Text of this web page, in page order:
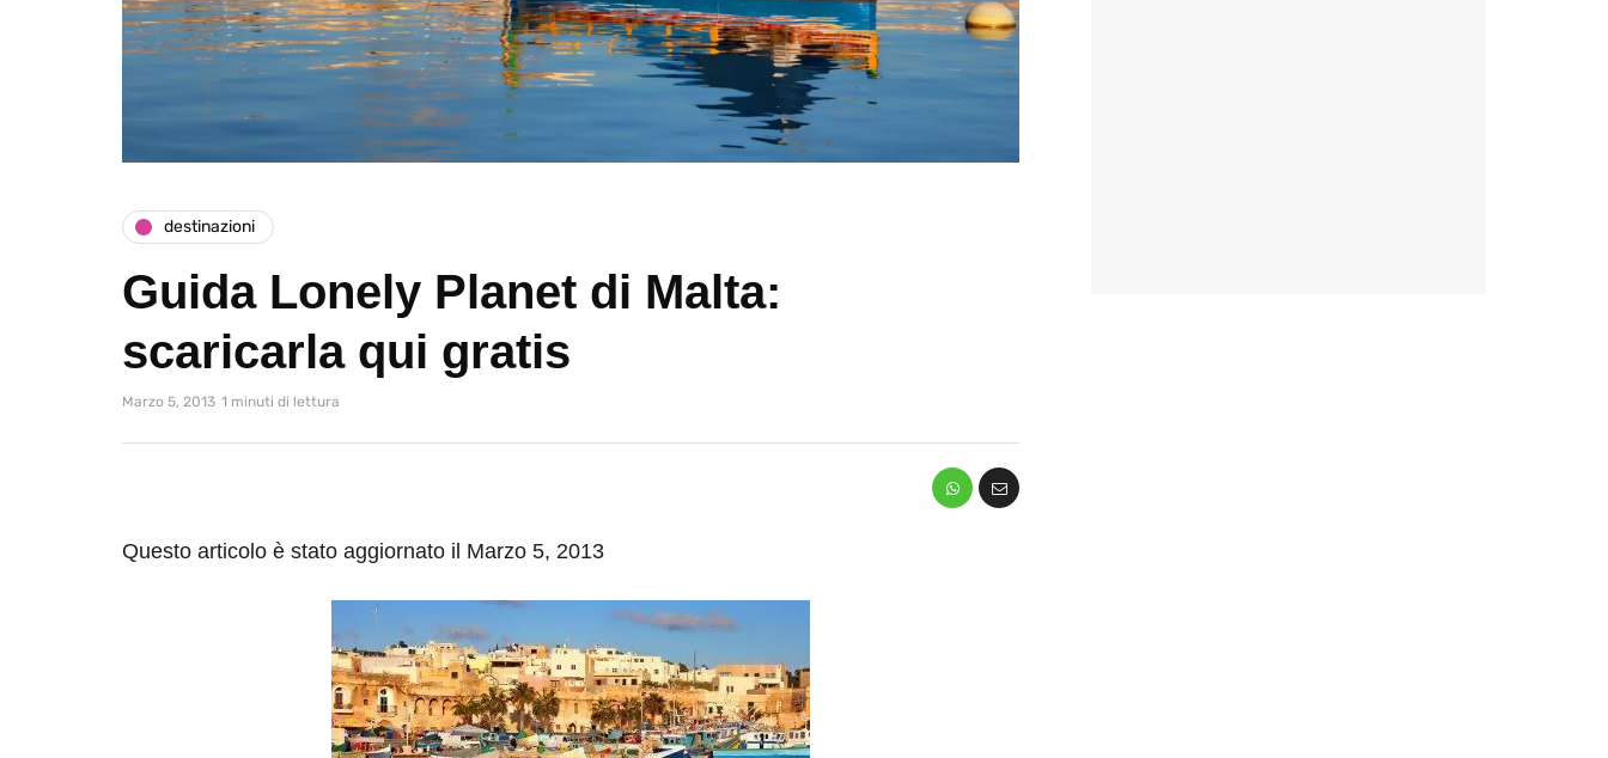
destinazioni
Guida Lonely Planet di Malta:
scaricarla qui gratis
Marzo 5, 2013 1 minuti di lettura
Questo articolo è stato aggiornato il Marzo 5, 2013